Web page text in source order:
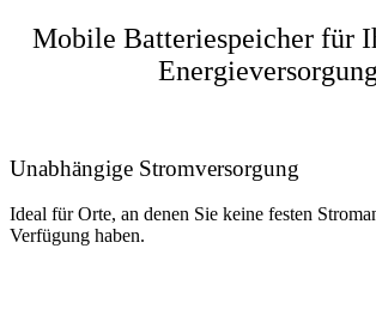
Mobile Batteriespeicher für
Energieversorgung
Unabhängige Stromversorgung
Ideal für Orte, an denen Sie keine festen
Verfügung haben.